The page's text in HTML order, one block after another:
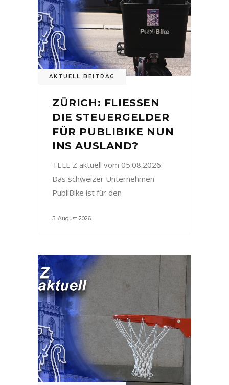
AKTUELL BEITRAG
ZÜRICH: FLIESSEN
DIE STEUERGELDER
FÜR PUBLIBIKE NUN
INS AUSLAND?
TELE Z aktuell vom 05.08.2026:
Das schweizer Unternehmen
PubliBike ist für den
5. August 2026